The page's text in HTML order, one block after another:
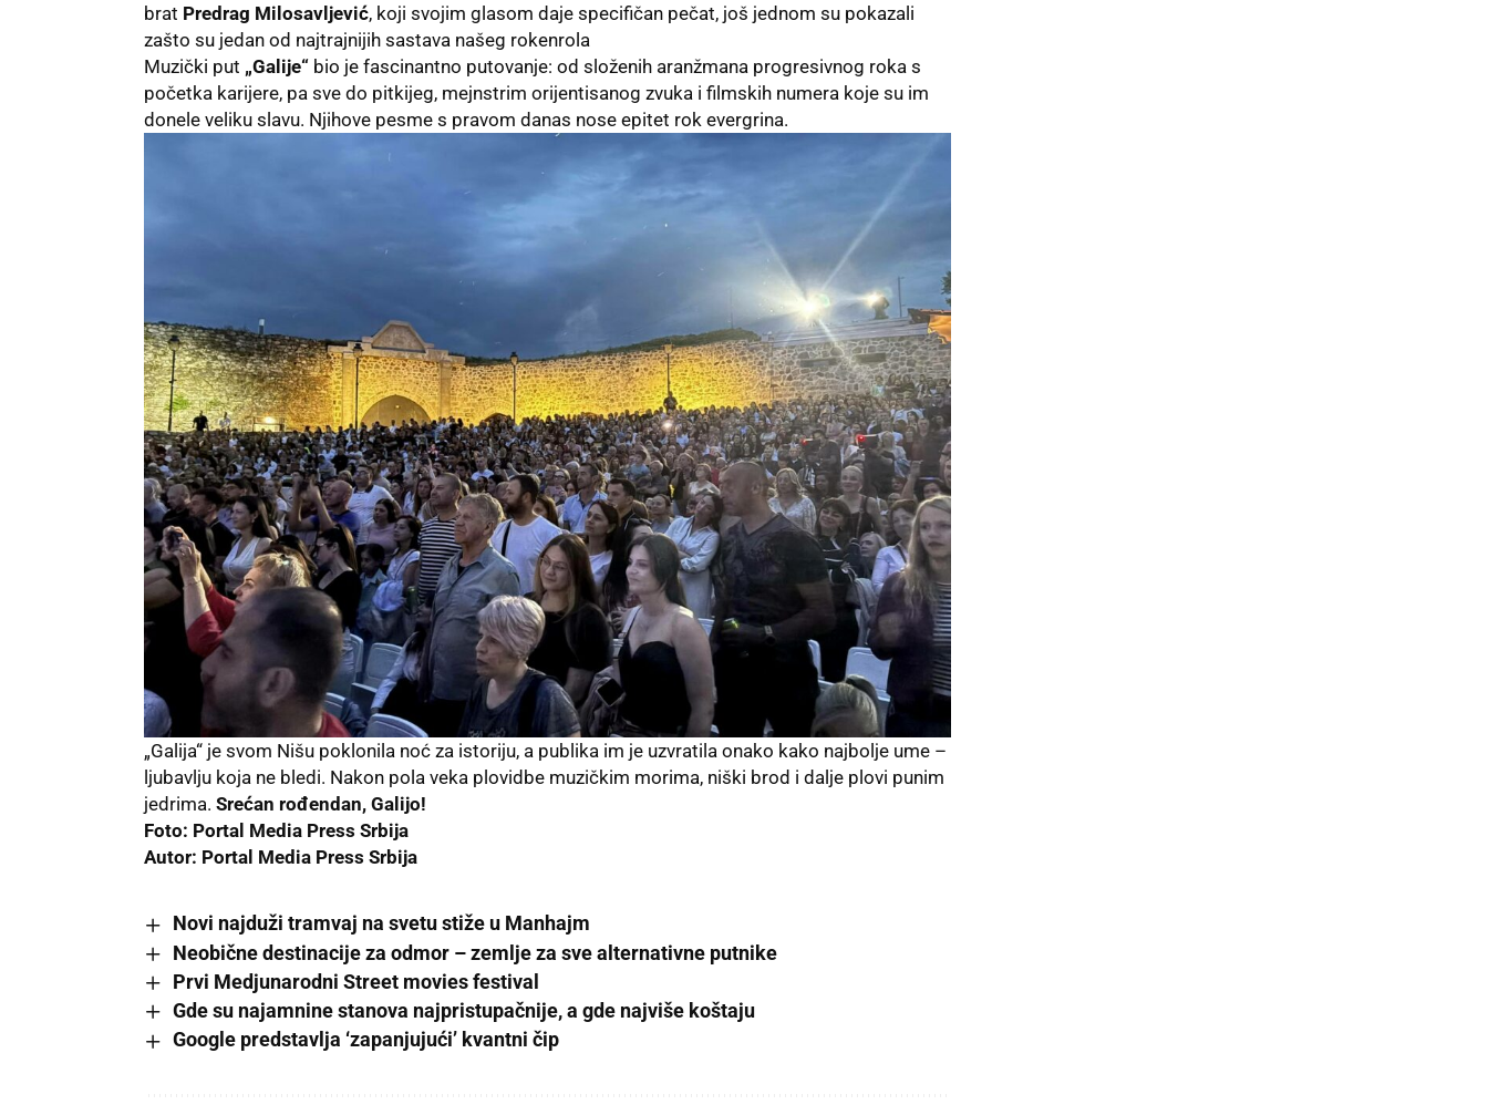
brat Predrag Milosavljević, koji svojim glasom daje specifičan pečat, još jednom su pokazali
zašto su jedan od najtrajnijih sastava našeg rokenrola
Muzički put „Galije“ bio je fascinantno putovanje: od složenih aranžmana progresivnog roka s
početka karijere, pa sve do pitkijeg, mejnstrim orijentisanog zvuka i filmskih numera koje su im
donele veliku slavu. Njihove pesme s pravom danas nose epitet rok evergrina.
„Galija“ je svom Nišu poklonila noć za istoriju, a publika im je uzvratila onako kako najbolje ume –
ljubavlju koja ne bledi. Nakon pola veka plovidbe muzičkim morima, niški brod i dalje plovi punim
jedrima. Srećan rođendan, Galijo!
Foto: Portal Media Press Srbija
Autor: Portal Media Press Srbija
Novi najduži tramvaj na svetu stiže u Manhajm
Neobične destinacije za odmor – zemlje za sve alternativne putnike
Prvi Medjunarodni Street movies festival
Gde su najamnine stanova najpristupačnije, a gde najviše koštaju
Google predstavlja ‘zapanjujući’ kvantni čip